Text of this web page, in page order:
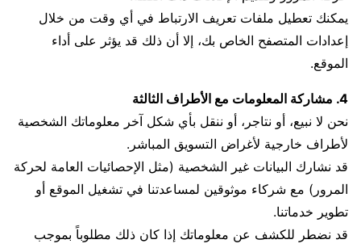
يمكنك تعطيل ملفات تعريف الارتباط في أي وقت من خلال
إعدادات المتصفح الخاص بك، إلا أن ذلك قد يؤثر على أداء
الموقع.
4. مشاركة المعلومات مع الأطراف الثالثة
نحن لا نبيع، أو نتاجر، أو ننقل بأي شكل آخر معلوماتك الشخصية
لأطراف خارجية لأغراض التسويق المباشر.
قد نشارك البيانات غير الشخصية (مثل الإحصائيات العامة لحركة
المرور) مع شركاء موثوقين لمساعدتنا في تشغيل الموقع أو
تطوير خدماتنا.
قد نضطر للكشف عن معلوماتك إذا كان ذلك مطلوباً بموجب